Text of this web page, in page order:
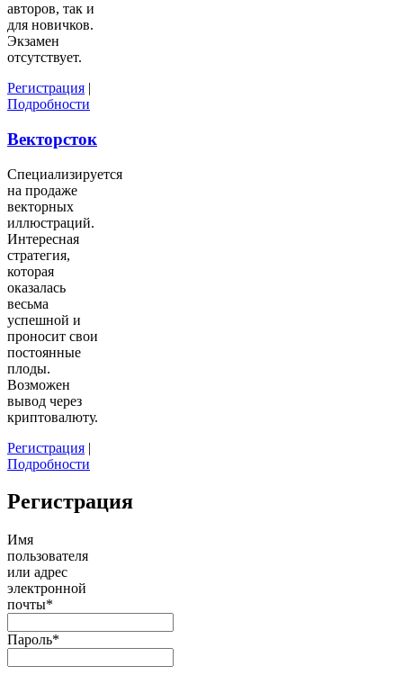
авторов, так и
для новичков.
Экзамен
отсутствует.
Регистрация |
Подробности
Векторсток
Специализируется
на продаже
векторных
иллюстраций.
Интересная
стратегия,
которая
оказалась
весьма
успешной и
проносит свои
постоянные
плоды.
Возможен
вывод через
криптовалюту.
Регистрация |
Подробности
Регистрация
Имя
пользователя
или адрес
электронной
почты*
Пароль*